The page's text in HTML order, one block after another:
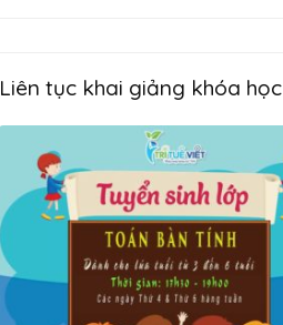
Liên tục khai giảng khóa học